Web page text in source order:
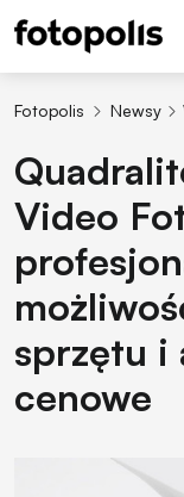
Fotopolis Newsy
Video
sprzętu i
cenowe